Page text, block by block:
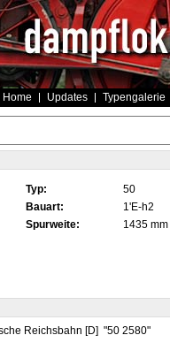
Home Updates Typengalerie
Typ: 50
Bauart: 1'E-h2
Spurweite: 1435 mm
Reichsbahn [D] "50 2580"